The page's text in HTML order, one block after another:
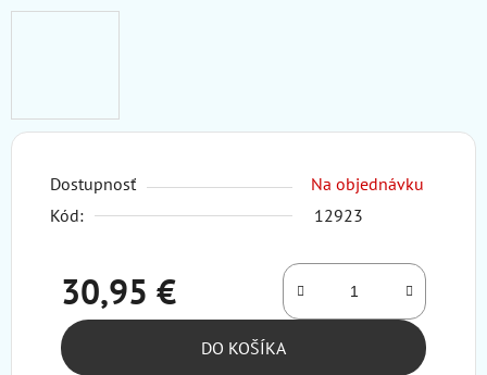
Dostupnosť
Na objednávku
Kód:
12923
30,95 €
Jednotková cena:
DO KOŠÍKA